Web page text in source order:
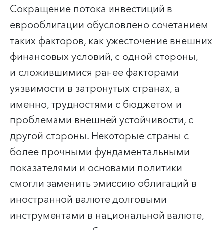
Сокращение потока инвестиций в
еврооблигации обусловлено сочетанием
таких факторов, как ужесточение внешних
финансовых условий, с одной стороны,
и сложившимися ранее факторами
уязвимости в затронутых странах, а
именно, трудностями с бюджетом и
проблемами внешней устойчивости, с
другой стороны. Некоторые страны с
более прочными фундаментальными
показателями и основами политики
смогли заменить эмиссию облигаций в
иностранной валюте долговыми
инструментами в национальной валюте,